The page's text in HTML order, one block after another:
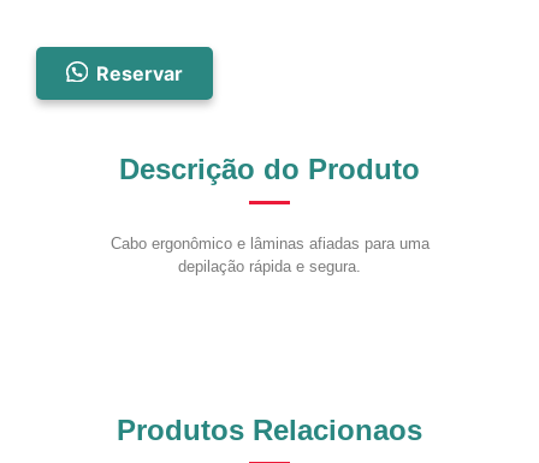
Reservar
Descrição do Produto
Cabo ergonômico e lâminas afiadas para uma
depilação rápida e segura.
Produtos Relacionaos